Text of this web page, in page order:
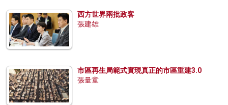
西方世界兩批政客
張建雄
市區再生局範式實現真正的市區重建3.0
張量童